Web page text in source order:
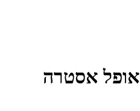
אופל אסטרה